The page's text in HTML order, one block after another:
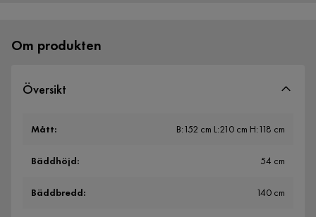
Om produkten
Översikt
Mått: B:152 cm L:210 cm H:118 cm
Bäddhöjd: 54 cm
Bäddbredd: 140 cm